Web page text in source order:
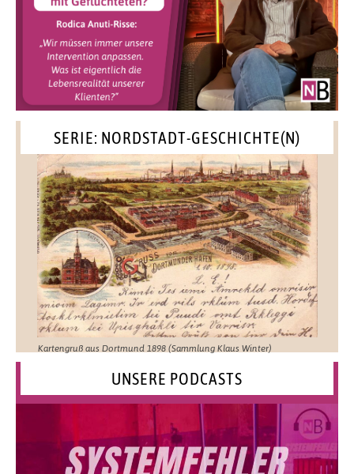
SERIE: NORDSTADT-GESCHICHTE(N)
Kartengruß aus Dortmund 1898 (Sammlung Klaus Winter)
UNSERE PODCASTS